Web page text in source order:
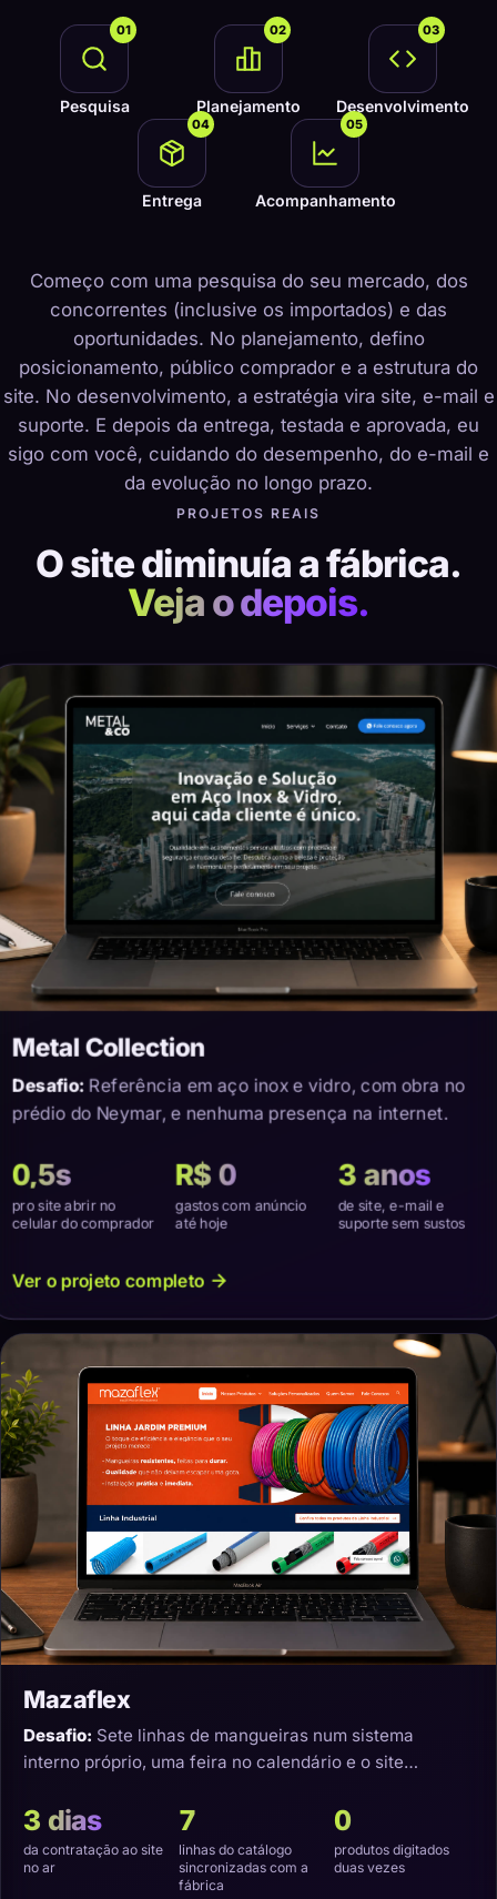
01
Pesquisa
02
Planejamento
03
Desenvolvimento
04
Entrega
05
Acompanhamento
Começo com uma pesquisa do seu mercado, dos
concorrentes (inclusive os importados) e das
oportunidades. No planejamento, defino
posicionamento, público comprador e a estrutura do
site. No desenvolvimento, a estratégia vira site, e-mail e
suporte. E depois da entrega, testada e aprovada, eu
sigo com você, cuidando do desempenho, do e-mail e
da evolução no longo prazo.
PROJETOS REAIS
O site diminuía a fábrica.
Veja o depois.
Metal Collection
Desafio:Referência em aço inox e vidro, com obra no
prédio do Neymar, e nenhuma presença na internet.
0,5s
pro site abrir no
celular do comprador
R$ 0
gastos com anúncio
até hoje
3 anos
de site, e-mail e
suporte sem sustos
Ver o projeto completo
Mazaflex
Desafio: Sete linhas de mangueiras num sistema
interno próprio, uma feira no calendário e o site
3 dias
da contratação ao site
no ar
7
linhas do catálogo
sincronizadas com a
fábrica
0
produtos digitados
duas vezes